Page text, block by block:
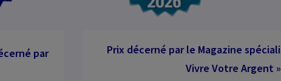
par
Prix décerné par le Magazine
Vivre Votre Argent »